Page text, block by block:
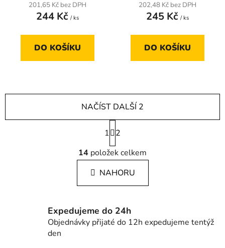
201,65 Kč bez DPH
244 Kč / ks
DO KOŠÍKU
202,48 Kč bez DPH
245 Kč / ks
DO KOŠÍKU
O
v
l
á
d
c
í
NAČÍST DALŠÍ 2
S
t
r
á
n
k
n
í
1
2
14 položek celkem
NAHORU
Expedujeme do 24h
Objednávky přijaté do 12h expedujeme tentýž
den